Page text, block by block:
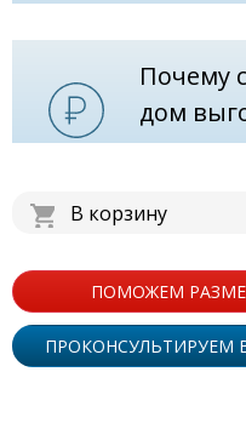
Почему
дом
В корзину
ПОМОЖЕМ
ПРОКОНСУЛЬТИРУЕМ